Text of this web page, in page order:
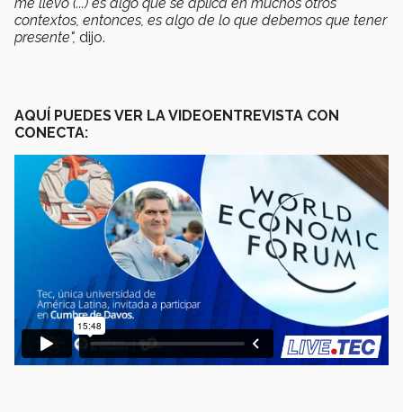
contextos, entonces, es algo de lo que debemos que tener
presente", dijo.
AQUÍ PUEDES VER LA VIDEOENTREVISTA CON
CONECTA: